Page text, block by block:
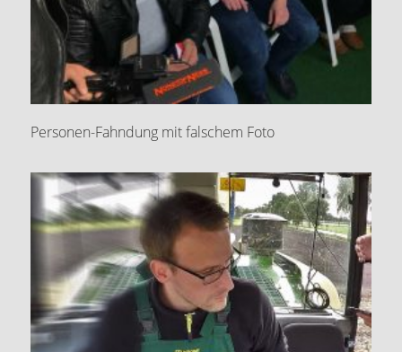
Personen-Fahndung mit falschem Foto